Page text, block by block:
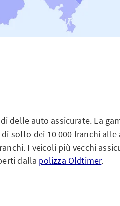
delle auto assicurate. La
sotto dei 10 000 franchi
I veicoli più vecchi
dalla polizza Oldtimer.